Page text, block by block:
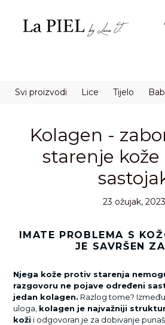
sadržaj.
Svi proizvodi Lice Tijelo
Kolagen -
starenje kože
23 ožujak, 2023
IMATE PROBLEMA S
JE SAVRŠEN
Njega kože protiv starenja
razgovoru ne pojave određeni
jedan kolagen. Razlog tome?
uloga, kolagen je najvažniji
koži i odgovoran je za dobivanje